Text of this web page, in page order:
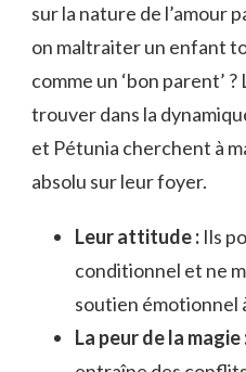
sur la nature de l’amour
on maltraiter un enfant
comme un ‘bon parent’
trouver dans la
et Pétunia cherchent à
absolu sur leur foyer.
Leur attitude : Ils
conditionnel et ne
soutien émotionnel
La peur de la magie